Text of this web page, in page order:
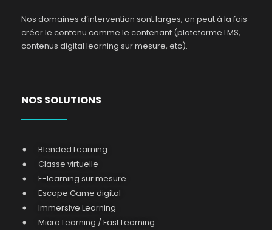
Nos domaines d’intervention sont larges, on peut à la fois
créer le contenu comme le contenant (plateforme LMS,
contenus digital learning sur mesure, etc).
NOS SOLUTIONS
Blended Learning
Classe virtuelle
E-learning sur mesure
Escape Game digital
Immersive Learning
Micro Learning / Fast Learning